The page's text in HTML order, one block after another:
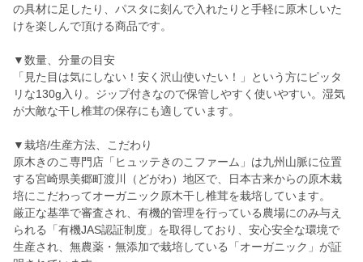
の具材に足したり、パスタに刻んで入れたりと手軽に原木しいた
けを楽しんで頂ける商品です。
▼数量、分量の目安
「見た目は気にしない！安く沢山使いたい！」という方にピッタ
リな130g入り。ジップ付きなので保管しやすく使いやすい。湿気
が大敵な干し椎茸の保存にも適しています。
▼栽培/生産方法、こだわり
原木きのこ専門店「ヒュッテきのこファーム」は九州山脈に位置
する宮崎県美郷町渡川（どがわ）地区で、日本古来からの原木栽
培にこだわってオーガニック原木干し椎茸を栽培しています。
厳正な基準で審査され、有機的管理を行っている農場にのみ与え
られる「有機JAS認証制度」を取得しており、安心安全な環境で
生産され、無農薬・無添加で栽培している「オーガニック」が証